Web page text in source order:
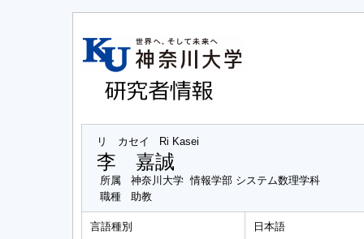
リ カセイ Ri Kasei
李 嘉誠
所属
神奈川大学 情報学部 システム数理学科
職種
助教
言語種別 日本語